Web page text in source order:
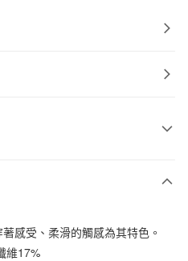
感受、柔滑的觸感為其特色。
維17%